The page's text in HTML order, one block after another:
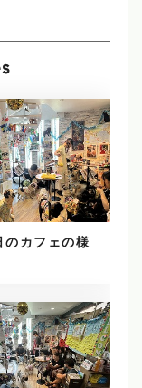
のカフェの様